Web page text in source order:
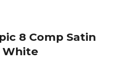
8 Comp Satin
White